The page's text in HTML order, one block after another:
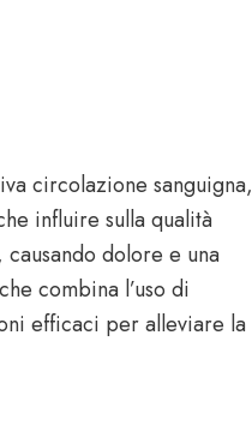
circolazione sanguigna,
influire sulla qualità
dolore e una
combina l’uso di
efficaci per alleviare la